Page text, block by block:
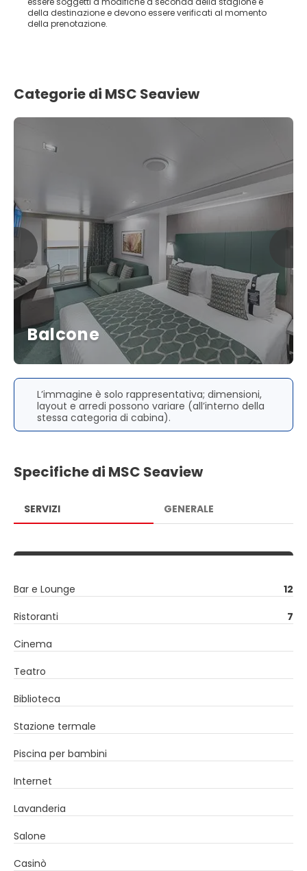
della destinazione e devono essere verificati al momento
della prenotazione.
Categorie di MSC Seaview
Balcone
L’immagine è solo rappresentativa; dimensioni,
layout e arredi possono variare (all’interno della
stessa categoria di cabina).
Specifiche di MSC Seaview
SERVIZI GENERALE
Bar e Lounge
12
Ristoranti
7
Cinema
Teatro
Biblioteca
Stazione termale
Piscina per bambini
Internet
Lavanderia
Salone
Casinò